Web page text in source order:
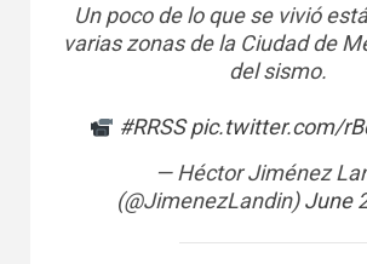
Un poco de lo que se vivió
varias zonas de la Ciudad de
del sismo.
#RRSS pic.twitter.com/
— Héctor Jiménez
(@JimenezLandin)June